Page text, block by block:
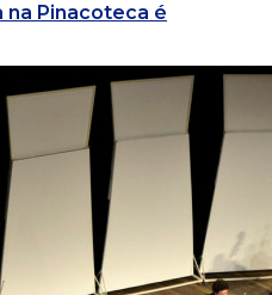
na Pinacoteca é